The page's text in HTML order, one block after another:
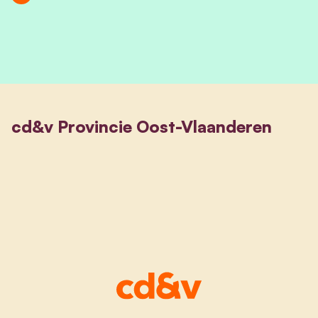
cd&v Provincie Oost-Vlaanderen